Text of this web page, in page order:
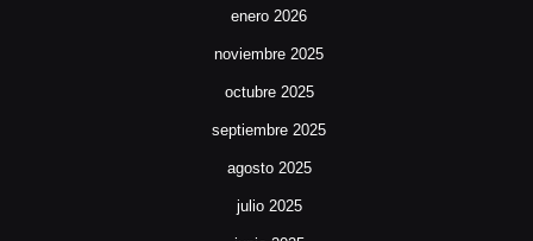
enero 2026
noviembre 2025
octubre 2025
septiembre 2025
agosto 2025
julio 2025